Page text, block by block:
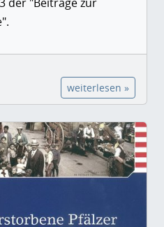
weiterlesen »